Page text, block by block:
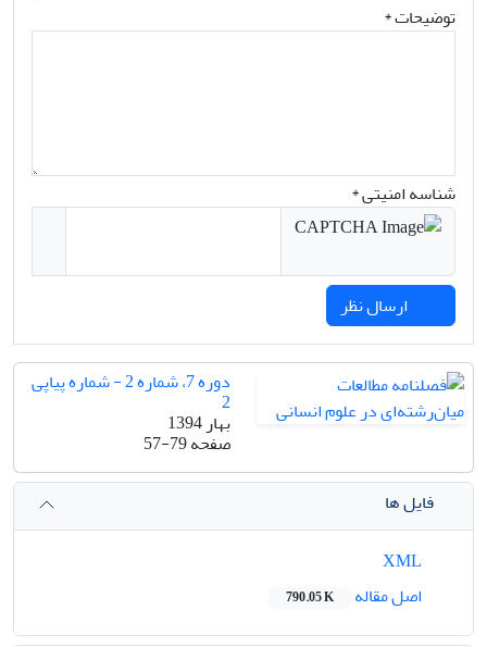
توضیحات *
شناسه امنیتی *
دوره 7، شماره 2 - شماره پیاپی
2
بهار 1394
صفحه57-79
فایل ها
اصل مقاله
790.05 K